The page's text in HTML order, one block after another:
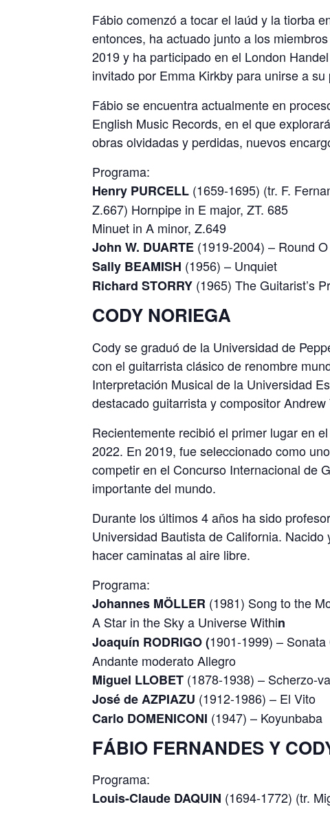
Fábio comenzó a tocar el laúd y la tiorba
entonces, ha actuado junto a los
2019 y ha participado en el London
invitado por Emma Kirkby para unirse a
Fábio se encuentra actualmente en
English Music Records, en el que
obras olvidadas y perdidas, nuevos
Programa:
Henry PURCELL (1659-1695) (tr. F.
Z.667) Hornpipe in E major, ZT. 685
Minuet in A minor, Z.649
John W. DUARTE (1919-2004) – Round
Sally BEAMISH (1956) – Unquiet
Richard STORRY (1965) The Guitarist’s
CODY NORIEGA
Cody se graduó de la Universidad de
con el guitarrista clásico de renombre
Interpretación Musical de la Universidad
destacado guitarrista y compositor Andrew
Recientemente recibió el primer lugar en
2022. En 2019, fue seleccionado como
competir en el Concurso Internacional de
importante del mundo.
Durante los últimos 4 años ha sido
Universidad Bautista de California.
hacer caminatas al aire libre.
Programa:
Johannes MÖLLER (1981) Song to the
A Star in the Sky a Universe Within
Joaquín RODRIGO (1901-1999) –
Andante moderato Allegro
Miguel LLOBET (1878-1938) – Scherzo-
José de AZPIAZU (1912-1986) – El Vito
Carlo DOMENICONI (1947) – Koyunbaba
FÁBIO FERNANDES Y
Programa:
Louis-Claude DAQUIN (1694-1772) (tr.